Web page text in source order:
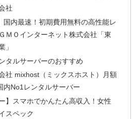
社
国内最速！初期費用無料の高性能レ
ＭＯインターネット株式会社「東
」
タルサーバーのおすすめ
社 mixhost（ミックスホスト）月額
内No1レンタルサーバー
】スマホでかんたん高収入！女性
スペック